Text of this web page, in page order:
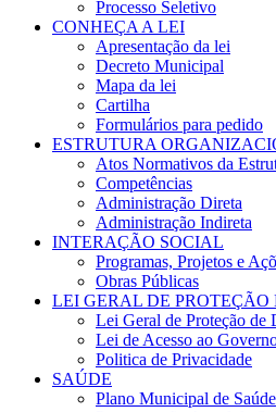
Processo Seletivo
CONHEÇA A LEI
Apresentação da lei
Decreto Municipal
Mapa da lei
Cartilha
Formulários para pedido
ESTRUTURA
Atos Normativos da
Competências
Administração Direta
Administração Indireta
INTERAÇÃO SOCIAL
Programas, Projetos e
Obras Públicas
LEI GERAL DE PROTEÇÃO
Lei Geral de Proteção de
Lei de Acesso ao
Politica de Privacidade
SAÚDE
Plano Municipal de Saúde